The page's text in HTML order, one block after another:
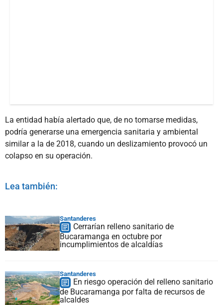
La entidad había alertado que, de no tomarse medidas,
podría generarse una emergencia sanitaria y ambiental
similar a la de 2018, cuando un deslizamiento provocó un
colapso en su operación.
Lea también:
Santanderes
Cerrarían relleno sanitario de
Bucaramanga en octubre por
incumplimientos de alcaldías
Santanderes
En riesgo operación del relleno sanitario
de Bucaramanga por falta de recursos de
alcaldes